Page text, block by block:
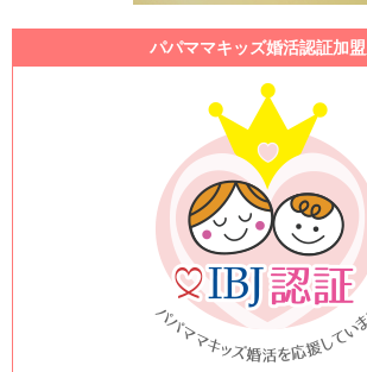
パパママキッズ婚活認証加